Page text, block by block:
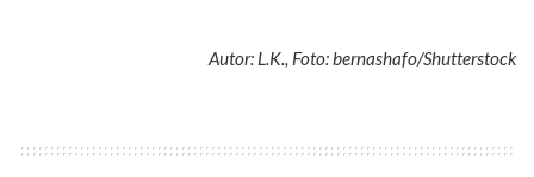
Autor: L.K., Foto: bernashafo/Shutterstock